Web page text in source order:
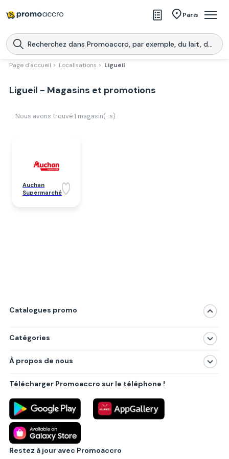
Paris
Magasins
Produits
Promoaccro
Page d'accueil > Localisations > Ligueil
Ligueil - Magasins et promotions
Nous avons trouvé 1 magasin(-s)
Auchan
Supermarché
Catalogues promo
Catégories
Produits
Villes principales
À propos de nous
Politique de confidentialité
Règlements
Partenariat B2B
Blog
Contact
Télécharger Promoaccro sur le téléphone !
Restez à jour avec Promoaccro